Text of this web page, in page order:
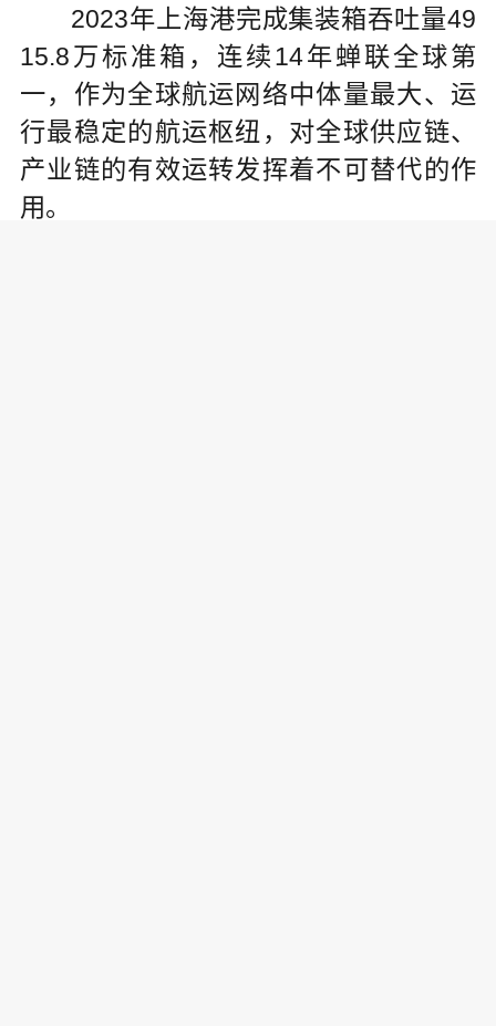
2023年上海港完成集装箱吞吐量49
15.8万标准箱，连续14年蝉联全球第
一，作为全球航运网络中体量最大、运
行最稳定的航运枢纽，对全球供应链、
产业链的有效运转发挥着不可替代的作
用。